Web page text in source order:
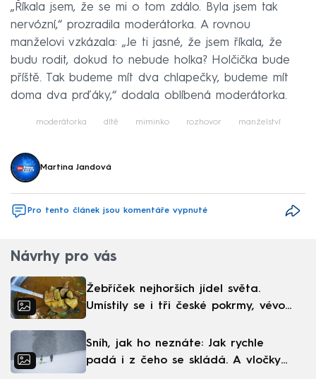
„Říkala jsem, že se mi o tom zdálo. Byla jsem tak
nervózní,“ prozradila moderátorka. A rovnou
manželovi vzkázala: „Je ti jasné, že jsem říkala, že
budu rodit, dokud to nebude holka? Holčička bude
příště. Tak budeme mít dva chlapečky, budeme mít
doma dva prďáky,“ dodala oblíbená moderátorka.
moderátorka dítě miminko rozhovor manželství
Martina Jandová
Pro tento článek jsou komentáře vypnuté
Návrhy pro vás
Žebříček nejhorších jídel světa.
Umístily se i tři české pokrmy, vévodí
Sníh, jak ho neznáte: Jak rychle
padá i z čeho se skládá. A vločky